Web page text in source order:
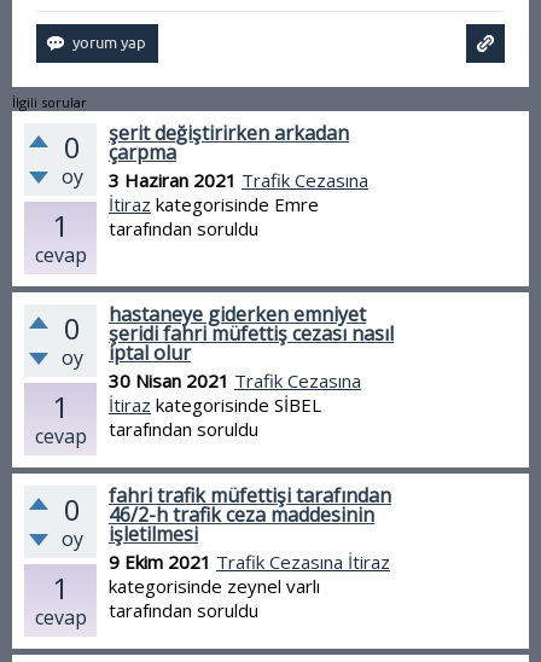
İlgili sorular
0
oy
1
cevap
şerit değiştirirken arkadan
çarpma
3 Haziran 2021 Trafik Cezasına
İtiraz kategorisinde Emre
tarafından soruldu
0
oy
1
cevap
hastaneye giderken emniyet
şeridi fahri müfettiş cezası nasıl
iptal olur
30 Nisan 2021 Trafik Cezasına
İtiraz kategorisinde SİBEL
tarafından soruldu
0
oy
1
cevap
fahri trafik müfettişi tarafından
46/2-h trafik ceza maddesinin
işletilmesi
9 Ekim 2021 Trafik Cezasına İtiraz
kategorisinde zeynel varlı
tarafından soruldu